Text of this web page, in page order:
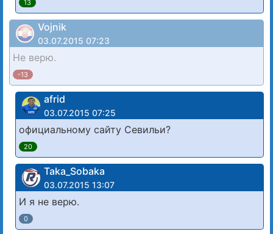
13
Vojnik
03.07.2015 07:23
Не верю.
-13
afrid
03.07.2015 07:25
официальному сайту Севильи?
20
Taka_Sobaka
03.07.2015 13:07
И я не верю.
0